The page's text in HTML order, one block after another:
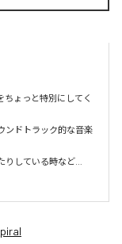
ちょっと特別にしてく
ンドトラック的な音楽
りしている時など…